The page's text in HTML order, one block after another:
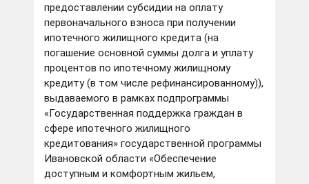
предоставлении субсидии на оплату
первоначального взноса при получении
ипотечного жилищного кредита (на
погашение основной суммы долга и уплату
процентов по ипотечному жилищному
кредиту (в том числе рефинансированному)),
выдаваемого в рамках подпрограммы
«Государственная поддержка граждан в
сфере ипотечного жилищного
кредитования» государственной программы
Ивановской области «Обеспечение
доступным и комфортным жильем,